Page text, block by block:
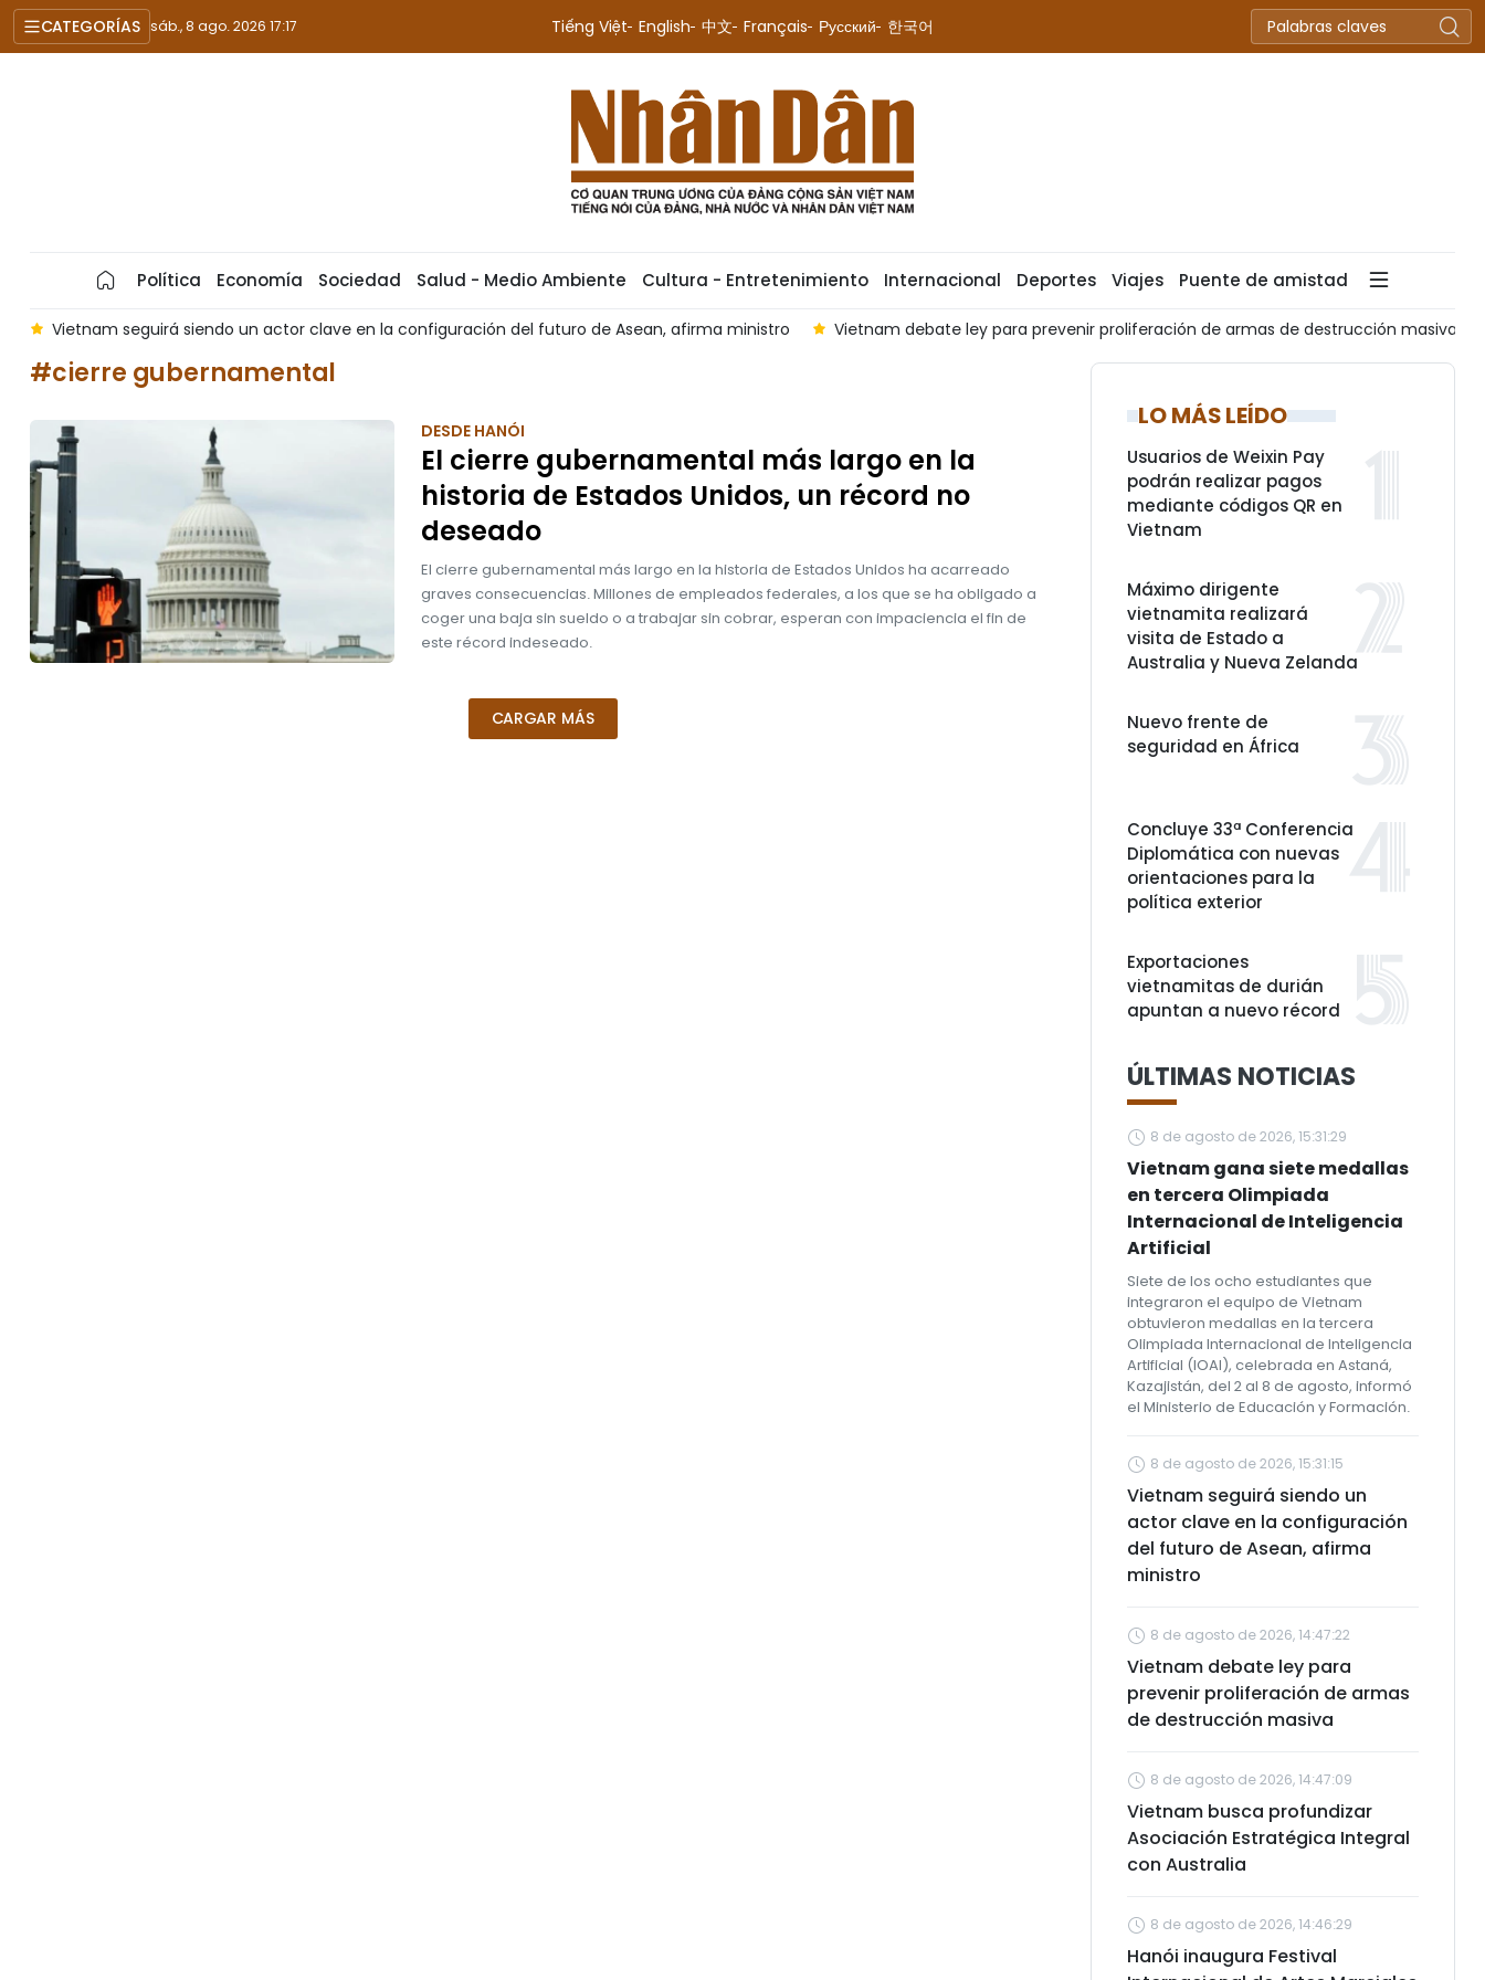
CATEGORÍAS sáb., 8 ago. 2026 17:17 Tiếng Việt English 中文 Français Русский 한국어
Política Economía Sociedad Salud - Medio Ambiente Cultura - Entretenimiento Internacional Deportes Viajes Puente de amistad
Vietnam seguirá siendo un actor clave en la configuración del futuro de Asean, afirma ministro Vietnam debate ley para prevenir proliferación de armas de destrucción masiva
#cierre gubernamental
DESDE HANÓI
El cierre gubernamental más largo en la
historia de Estados Unidos, un récord no
deseado
El cierre gubernamental más largo en la historia de Estados Unidos ha acarreado
graves consecuencias. Millones de empleados federales, a los que se ha obligado a
coger una baja sin sueldo o a trabajar sin cobrar, esperan con impaciencia el fin de
este récord indeseado.
CARGAR MÁS
LO MÁS LEÍDO
Usuarios de Weixin Pay
podrán realizar pagos
mediante códigos QR en
Vietnam
Máximo dirigente
vietnamita realizará
visita de Estado a
Australia y Nueva Zelanda
Nuevo frente de
seguridad en África
Concluye 33ª Conferencia
Diplomática con nuevas
orientaciones para la
política exterior
Exportaciones
vietnamitas de durián
apuntan a nuevo récord
ÚLTIMAS NOTICIAS
8 de agosto de 2026, 15:31:29
Vietnam gana siete medallas
en tercera Olimpiada
Internacional de Inteligencia
Artificial
Siete de los ocho estudiantes que
integraron el equipo de Vietnam
obtuvieron medallas en la tercera
Olimpiada Internacional de Inteligencia
Artificial (IOAI), celebrada en Astaná,
Kazajistán, del 2 al 8 de agosto, informó
el Ministerio de Educación y Formación.
8 de agosto de 2026, 15:31:15
Vietnam seguirá siendo un
actor clave en la configuración
del futuro de Asean, afirma
ministro
8 de agosto de 2026, 14:47:22
Vietnam debate ley para
prevenir proliferación de armas
de destrucción masiva
8 de agosto de 2026, 14:47:09
Vietnam busca profundizar
Asociación Estratégica Integral
con Australia
8 de agosto de 2026, 14:46:29
Hanói inaugura Festival